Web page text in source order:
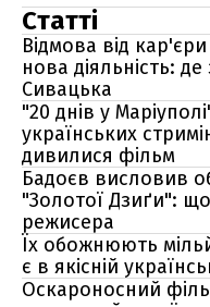
Статті
Відмова від
нова діяльність:
Сивацька
"20 днів у
українських
дивилися фільм
Бадоєв висловив
"Золотої Дзиґи":
режисера
Їх обожнюють
є в якісній
Оскароносний